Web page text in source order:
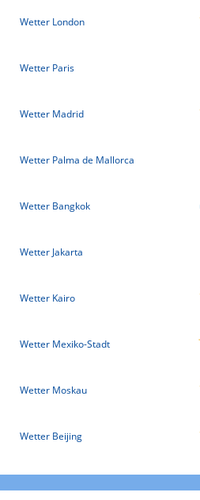
Wetter London
Wetter Paris
Wetter Madrid
Wetter Palma de Mallorca
Wetter Bangkok
Wetter Jakarta
Wetter Kairo
Wetter Mexiko-Stadt
Wetter Moskau
Wetter Beijing